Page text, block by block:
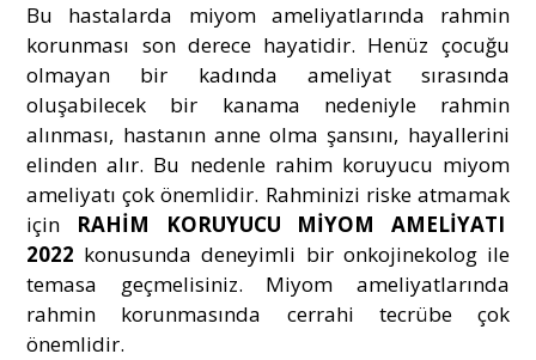
Bu hastalarda miyom ameliyatlarında rahmin
korunması son derece hayatidir. Henüz çocuğu
olmayan bir kadında ameliyat sırasında
oluşabilecek bir kanama nedeniyle rahmin
alınması, hastanın anne olma şansını, hayallerini
elinden alır. Bu nedenle rahim koruyucu miyom
ameliyatı çok önemlidir. Rahminizi riske atmamak
için RAHİM KORUYUCU MİYOM AMELİYATI
2022 konusunda deneyimli bir onkojinekolog ile
temasa geçmelisiniz. Miyom ameliyatlarında
rahmin korunmasında cerrahi tecrübe çok
önemlidir.